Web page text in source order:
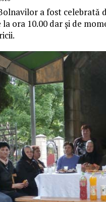
a fost celebrată
ora 10.00 dar și de